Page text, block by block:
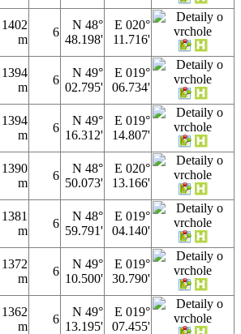
1402
m
6
N 48°
48.198'
E 020°
11.716'
1394
m
6
N 49°
02.795'
E 019°
06.734'
1394
m
6
N 49°
16.312'
E 019°
14.807'
1390
m
6
N 48°
50.073'
E 020°
13.166'
1381
m
6
N 48°
59.791'
E 019°
04.140'
1372
m
6
N 49°
10.500'
E 019°
30.790'
1362
m
6
N 49°
13.195'
E 019°
07.455'